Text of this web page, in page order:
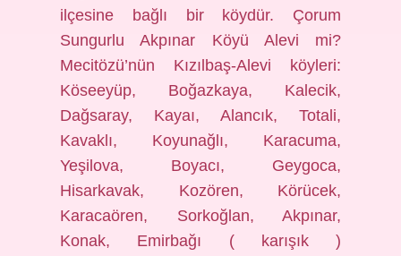
ilçesine bağlı bir köydür. Çorum
Sungurlu Akpınar Köyü Alevi mi?
Mecitözü’nün Kızılbaş-Alevi köyleri:
Köseeyüp, Boğazkaya, Kalecik,
Dağsaray, Kayaı, Alancık, Totali,
Kavaklı, Koyunağlı, Karacuma,
Yeşilova, Boyacı, Geygoca,
Hisarkavak, Kozören, Körücek,
Karacaören, Sorkoğlan, Akpınar,
Konak, Emirbağı ( karışık )